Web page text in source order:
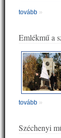
tovább »
Emlékmű a
tovább »
Széchenyi